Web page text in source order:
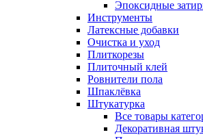
Эпоксидные
Инструменты
Латексные добавки
Очистка и уход
Плиткорезы
Плиточный клей
Ровнители пола
Шпаклёвка
Штукатурка
Все товары
Декоративная